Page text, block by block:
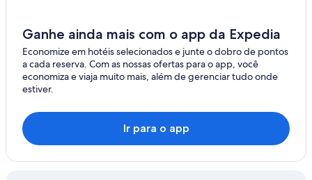
Ganhe ainda mais com o app da Expedia
Economize em hotéis selecionados e junte o dobro de pontos
a cada reserva. Com as nossas ofertas para o app, você
economiza e viaja muito mais, além de gerenciar tudo onde
estiver.
Ir para o app